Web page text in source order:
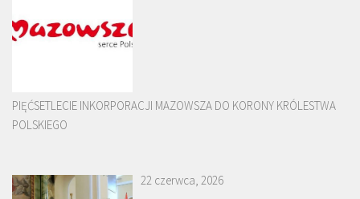
PIĘĆSETLECIE INKORPORACJI MAZOWSZA DO KORONY KRÓLESTWA
POLSKIEGO
22 czerwca, 2026